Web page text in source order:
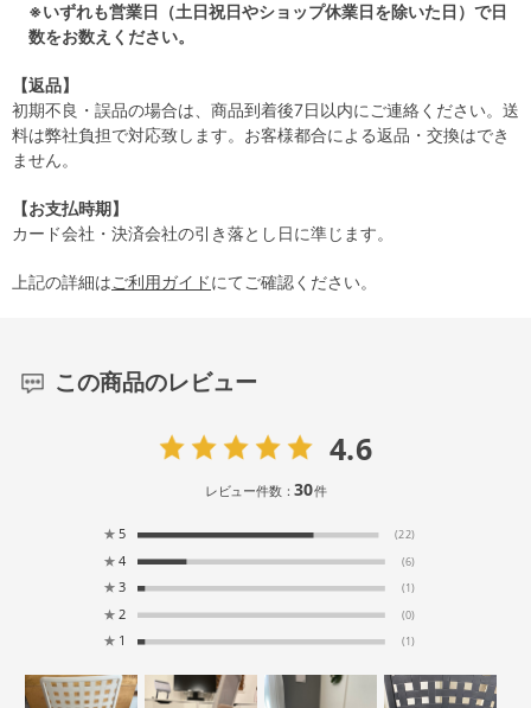
※いずれも営業日（土日祝日やショップ休業日を除いた日）で日
数をお数えください。
【返品】
初期不良・誤品の場合は、商品到着後7日以内にご連絡ください。送
料は弊社負担で対応致します。お客様都合による返品・交換はでき
ません。
【お支払時期】
カード会社・決済会社の引き落とし日に準じます。
上記の詳細はご利用ガイドにてご確認ください。
この商品のレビュー
4.6
レビュー件数：30件
★ 5 (22)
★ 4 (6)
★ 3 (1)
★ 2 (0)
★ 1 (1)